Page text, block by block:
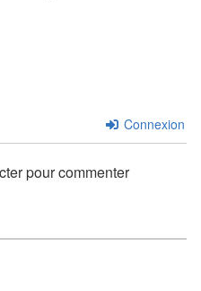
Connexion
pour commenter